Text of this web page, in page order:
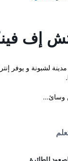
إف
وسائ...
للطائرة